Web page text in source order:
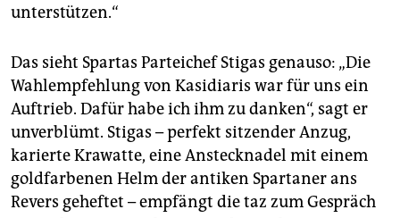
unterstützen.“
Das sieht Spartas Parteichef Stigas genauso: „Die
Wahl­empfehlung von Kasidiaris war für uns ein
Auftrieb. Dafür habe ich ihm zu danken“, sagt er
unverblümt. Stigas – perfekt sitzender Anzug,
karierte Krawatte, eine Anstecknadel mit einem
goldfarbenen Helm der antiken Spartaner ans
Revers geheftet – empfängt die taz zum Gespräch